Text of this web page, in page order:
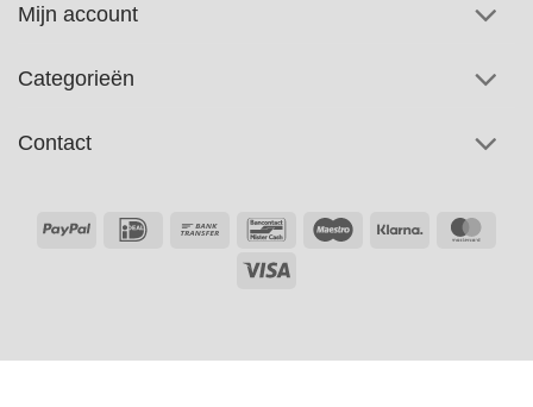
Mijn account
Categorieën
Contact
PayPal IDeal
Bank
BancontactMaestro Klarna